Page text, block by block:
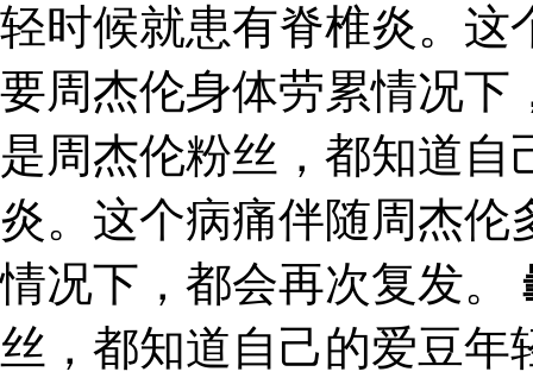
轻时候就患有脊椎炎。这
要周杰伦身体劳累情况
是周杰伦粉丝，都知道
炎。这个病痛伴随周杰伦
情况下，都会再次复发。
丝，都知道自己的爱豆